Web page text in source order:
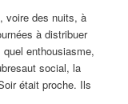
voire des nuits, à
à distribuer
enthousiasme,
social, la
était proche. Ils